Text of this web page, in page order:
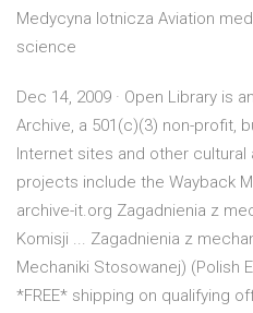
Medycyna lotnicza Aviation
science
Dec 14, 2009 · Open Library is
Archive, a 501(c)(3) non-profit,
Internet sites and other
projects include the Wayback
archive-it.org Zagadnienia z
Komisji ... Zagadnienia z
Mechaniki Stosowanej) (Polish
*FREE* shipping on qualifying